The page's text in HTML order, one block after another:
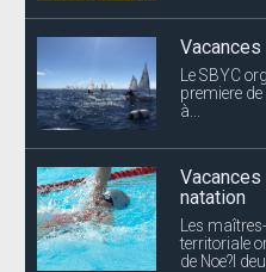
Le SBYC
premiere
à...
natation
Les
territoriale
de Noe?l